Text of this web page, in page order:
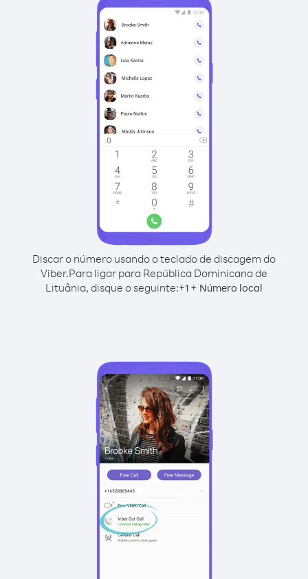
Discar o número usando o teclado de discagem do
Viber.Para ligar para República Dominicana de
Lituânia, disque o seguinte:+1 + Número local